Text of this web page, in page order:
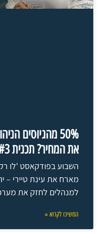
50% מהגיוסים
את המחיר? תכנית #3: עם עינת טיירי
השבוע בפודקאסט 'לו רק
מארח את עינת טיירי –
למנהלים לחזק את
המשיכו לקרוא »